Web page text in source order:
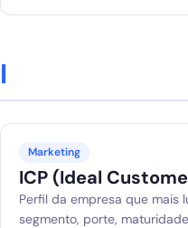
I
Marketing
ICP (Ideal
Perfil da empresa que mais
segmento, porte,